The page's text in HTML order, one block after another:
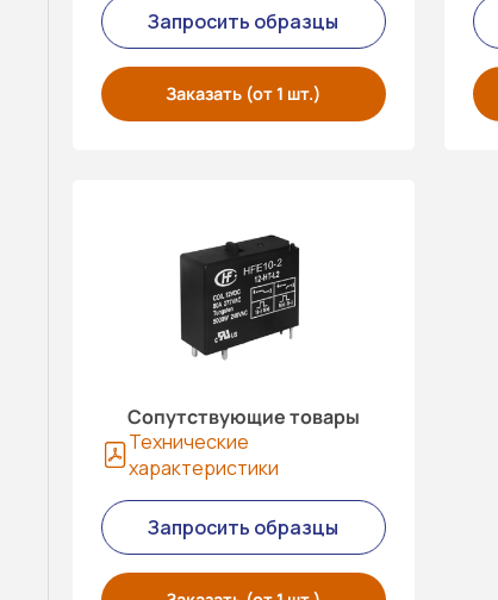
Запросить образцы
Заказать (от 1 шт.)
Сопутствующие товары
Технические
характеристики
Запросить образцы